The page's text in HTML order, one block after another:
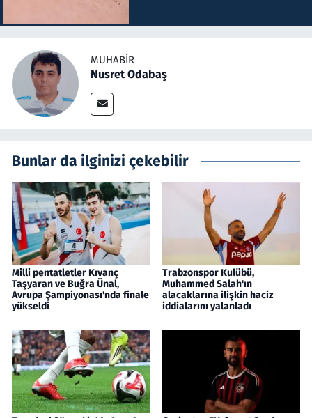
MUHABIR
Nusret Odabaş
Bunlar da ilginizi çekebilir
Milli pentatletler Kıvanç
Taşyaran ve Buğra Ünal,
Avrupa Şampiyonası'nda finale
yükseldi
Trabzonspor Kulübü,
Muhammed Salah'ın
alacaklarına ilişkin haciz
iddialarını yalanladı